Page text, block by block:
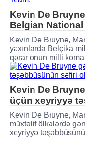
Kevin De
Belgian National
Kevin De Bruyne,
yaxınlarda Belçika
qərar onun milli
Kevin De
üçün xeyriyyə
Kevin De Bruyne,
müxtəlif ölkələrdə
xeyriyyə